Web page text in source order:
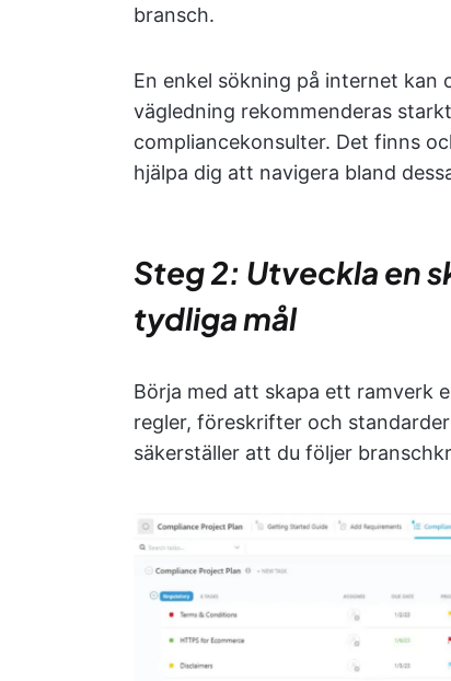
bransch.
En enkel sökning på internet
vägledning rekommenderas
compliancekonsulter. Det finns
hjälpa dig att navigera bland
Steg 2: Utveckla en
tydliga mål
Börja med att skapa ett ramverk
regler, föreskrifter och
säkerställer att du följer